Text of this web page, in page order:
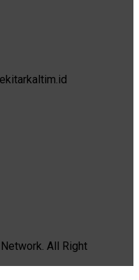
All Right